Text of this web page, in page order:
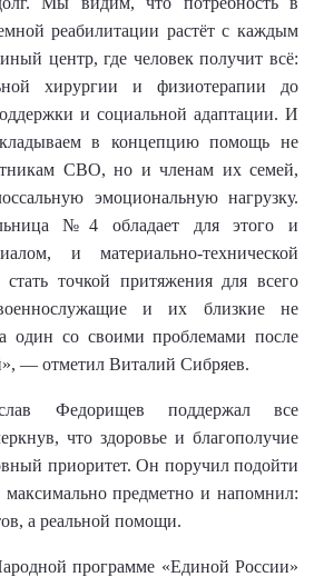
реабилитации растёт с каждым
центр, где человек получит всё:
хирургии и физиотерапии до
и социальной адаптации. И
в концепцию помощь не
СВО, но и членам их семей,
эмоциональную нагрузку.
№4 обладает для этого и
и материально-технической
точкой притяжения для всего
и их близкие не
один со своими проблемами после
— отметил Виталий Сибряев.
Федорищев поддержал все
что здоровье и благополучие
приоритет. Он поручил подойти
максимально предметно и напомнил:
а реальной помощи.
программе «Единой России»